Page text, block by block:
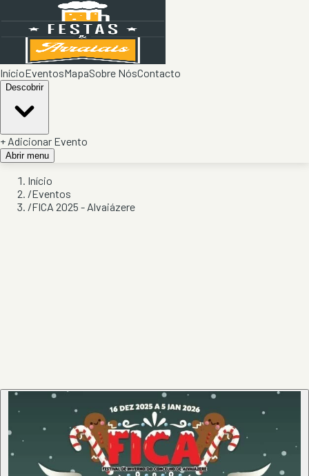
InícioEventosMapaSobre NósContacto
Descobrir
+ Adicionar Evento
Abrir menu
Início
/Eventos
/FICA 2025 - Alvaiázere